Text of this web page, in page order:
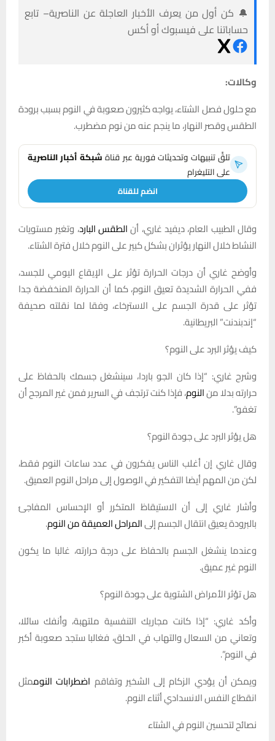
🔔 كن أول من يعرف الأخبار العاجلة عن الناصرية– تابع
حساباتنا على فيسبوك أو أكس
وكالات:
مع حلول فصل الشتاء، يواجه كثيرون صعوبة في النوم بسبب برودة
الطقس وقصر النهار، ما ينجم عنه من نوم مضطرب.
تلقَّ تنبيهات وتحديثات فورية عبر قناةشبكة أخبار الناصرية
على التليغرام
انضم للقناة
وقال الطبيب العام، ديفيد غاري، أنالطقس البارد، وتغير مستويات
النشاط خلال النهار يؤثران بشكل كبير على النوم خلال فترة الشتاء.
وأوضح غاري أن درجات الحرارة تؤثر على الإيقاع اليومي للجسد،
ففي الحرارة الشديدة تعيق النوم، كما أن الحرارة المنخفضة جدا
تؤثر على قدرة الجسم على الاسترخاء، وفقا لما نقلته صحيفة
“إندبندنت” البريطانية.
كيف يؤثر البرد على النوم؟
وشرح غاري: “إذا كان الجو باردا، سينشغل جسمك بالحفاظ على
حرارته بدلا منالنوم، فإذا كنت ترتجف في السرير فمن غير المرجح أن
تغفو”.
هل يؤثر البرد على جودة النوم؟
وقال غاري إن أغلب الناس يفكرون في عدد ساعات النوم فقط،
لكن من المهم أيضا التفكير في الوصول إلى مراحل النوم العميق.
وأشار غاري إلى أن الاستيقاظ المتكرر أو الإحساس المفاجئ
بالبرودة يعيق انتقال الجسم إلىالمراحل العميقة من النوم.
وعندما ينشغل الجسم بالحفاظ على درجة حرارته، غالبا ما يكون
النوم غير عميق.
هل تؤثر الأمراض الشتوية على جودة النوم؟
وأكد غاري: “إذا كانت مجاريك التنفسية ملتهبة، وأنفك سائلا،
وتعاني من السعال والتهاب في الحلق، فغالبا ستجد صعوبة أكبر
في النوم”.
ويمكن أن يؤدي الزكام إلى الشخير وتفاقم اضطرابات النوممثل
انقطاع النفس الانسدادي أثناء النوم.
نصائح لتحسين النوم في الشتاء